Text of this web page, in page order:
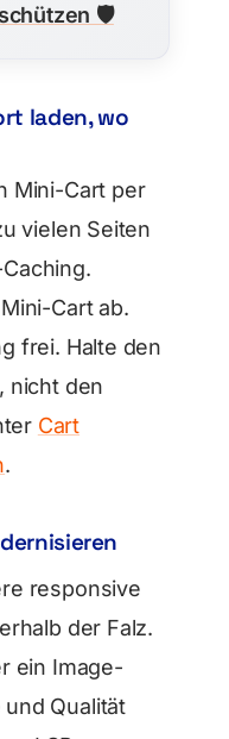
🛡️
laden, wo
Mini-Cart per
vielen Seiten
Cart ab.
frei. Halte den
nicht den
Cart
.
responsive
der Falz.
ein Image-
und Qualität